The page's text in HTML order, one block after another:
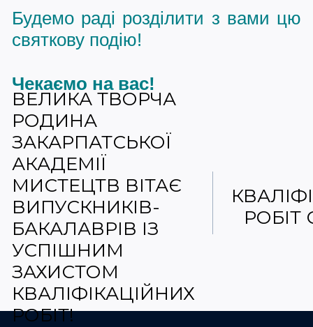
Будемо раді розділити з вами цю
святкову подію!
Чекаємо на вас!
ВЕЛИКА ТВОРЧА
РОДИНА
ЗАКАРПАТСЬКОЇ
АКАДЕМІЇ
МИСТЕЦТВ ВІТАЄ
ВИПУСКНИКІВ-
БАКАЛАВРІВ ІЗ
УСПІШНИМ
ЗАХИСТОМ
КВАЛІФІКАЦІЙНИХ
РОБІТ!
РОБІТ